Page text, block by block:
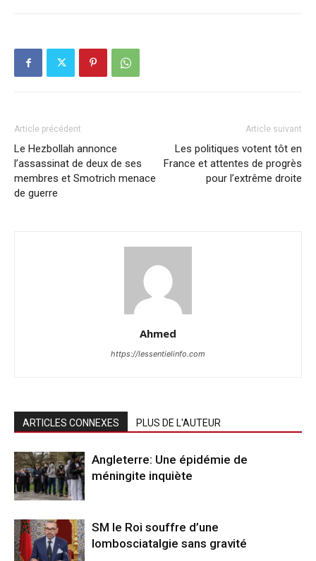
Article précédent
Le Hezbollah annonce
l’assassinat de deux de ses
membres et Smotrich menace
de guerre
Article suivant
Les politiques votent tôt en
France et attentes de progrès
pour l’extrême droite
Ahmed
https://lessentielinfo.com
ARTICLES CONNEXES PLUS DE L'AUTEUR
Angleterre: Une épidémie de
méningite inquiète
SM le Roi souffre d’une
lombosciatalgie sans gravité